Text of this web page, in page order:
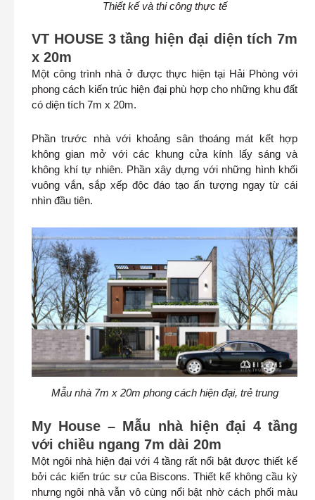
Thiết kế và thi công thực tế
VT HOUSE 3 tầng hiện đại diện tích 7m
x 20m
Một công trình nhà ở được thực hiện tại Hải Phòng với
phong cách kiến trúc hiện đại phù hợp cho những khu đất
có diện tích 7m x 20m.
Phần trước nhà với khoảng sân thoáng mát kết hợp
không gian mở với các khung cửa kính lấy sáng và
không khí tự nhiên. Phần xây dựng với những hình khối
vuông vắn, sắp xếp độc đáo tạo ấn tượng ngay từ cái
nhìn đầu tiên.
Mẫu nhà 7m x 20m phong cách hiện đại, trẻ trung
My House – Mẫu nhà hiện đại 4 tầng
với chiều ngang 7m dài 20m
Một ngôi nhà hiện đại với 4 tầng rất nổi bật được thiết kế
bởi các kiến trúc sư của Biscons. Thiết kế không cầu kỳ
nhưng ngôi nhà vẫn vô cùng nổi bật nhờ cách phối màu